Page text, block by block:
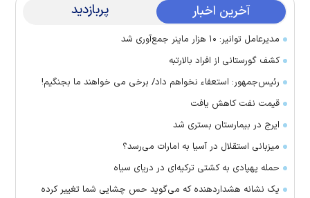
آخرین اخبار پربازدید
مدیرعامل توانیر: ۱۰ هزار ماینر جمع‌آوری شد
کشف گورستانی از افراد بالارتبه
رئیس‌جمهور: استعفاء نخواهم داد/ برخی می خواهند ما بجنگیم!
قیمت نفت کاهش یافت
ایرج در بیمارستان بستری شد
میزبانی استقلال در آسیا به امارات می‌رسد؟
حمله پهپادی به کشتی ترکیه‌ای در دریای سیاه
یک نشانه هشداردهنده که می‌گوید حس چشایی شما تغییر کرده